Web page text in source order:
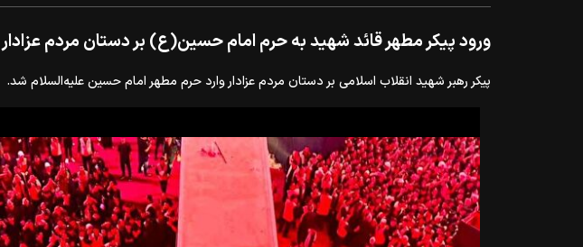
ورود پیکر مطهر قائد شهید به حرم امام حسین(ع) بر دستان مردم عزادار
پیکر رهبر شهید انقلاب اسلامی بر دستان مردم عزادار وارد حرم مطهر امام حسین علیه‌السلام شد.